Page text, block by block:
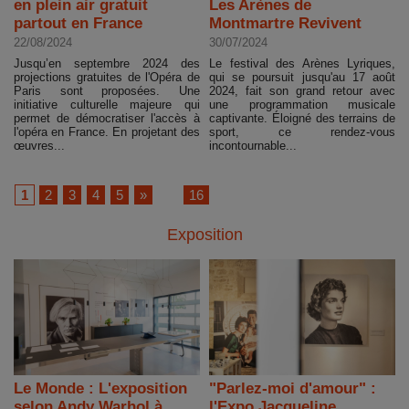
en plein air gratuit
partout en France
22/08/2024
Jusqu’en septembre 2024 des
projections gratuites de l'Opéra de
Paris sont proposées. Une
initiative culturelle majeure qui
permet de démocratiser l'accès à
l'opéra en France. En projetant des
œuvres...
Les Arènes de
Montmartre Revivent
30/07/2024
Le festival des Arènes Lyriques,
qui se poursuit jusqu'au 17 août
2024, fait son grand retour avec
une programmation musicale
captivante. Éloigné des terrains de
sport, ce rendez-vous
incontournable...
1 2 3 4 5 » 16
Exposition
Le Monde : L'exposition
"Parlez-moi d'amour" :